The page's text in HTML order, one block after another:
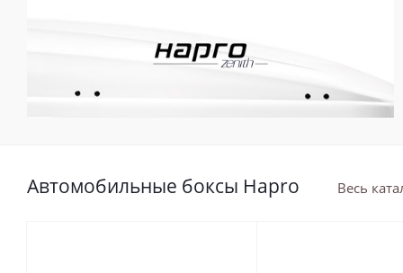
Автомобильные боксы Hapro Весь